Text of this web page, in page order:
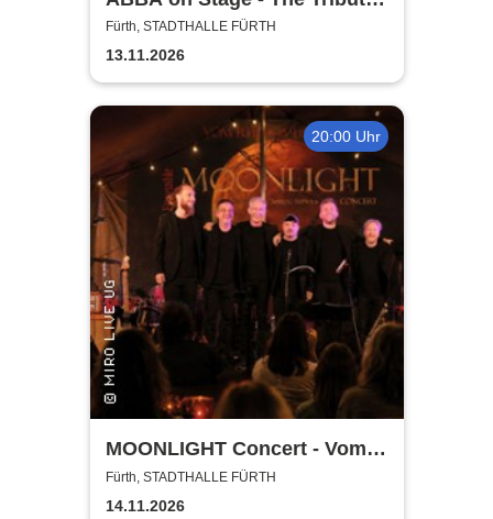
Show
Fürth, STADTHALLE FÜRTH
13.11.2026
20:00 Uhr
MOONLIGHT Concert - Vom
Rhythmus des Lebens -
Rhythm, Songs, Lyrics &
Fürth, STADTHALLE FÜRTH
14.11.2026